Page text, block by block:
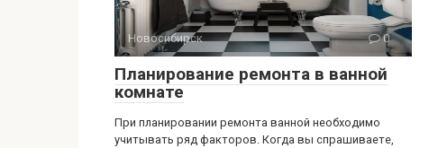
Новосибирск 0
Планирование ремонта в ванной
комнате
При планировании ремонта ванной необходимо
учитывать ряд факторов. Когда вы спрашиваете,